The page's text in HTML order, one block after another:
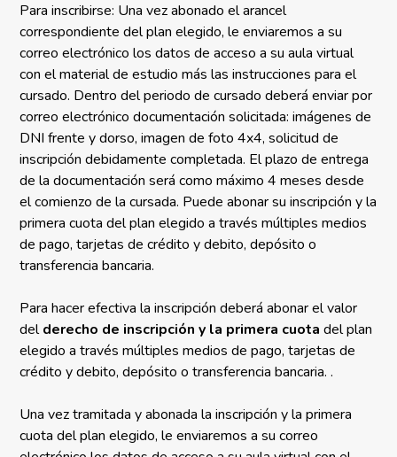
Para inscribirse: Una vez abonado el arancel
correspondiente del plan elegido, le enviaremos a su
correo electrónico los datos de acceso a su aula virtual
con el material de estudio más las instrucciones para el
cursado. Dentro del periodo de cursado deberá enviar por
correo electrónico documentación solicitada: imágenes de
DNI frente y dorso, imagen de foto 4x4, solicitud de
inscripción debidamente completada. El plazo de entrega
de la documentación será como máximo 4 meses desde
el comienzo de la cursada. Puede abonar su inscripción y la
primera cuota del plan elegido a través múltiples medios
de pago, tarjetas de crédito y debito, depósito o
transferencia bancaria.
Para hacer efectiva la inscripción deberá abonar el valor
delderecho de inscripción y la primera cuota del plan
elegido a través múltiples medios de pago, tarjetas de
crédito y debito, depósito o transferencia bancaria. .
Una vez tramitada y abonada la inscripción y la primera
cuota del plan elegido, le enviaremos a su correo